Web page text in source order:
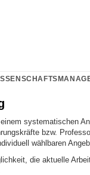
systematischen
bzw.
wählbaren
die aktuelle